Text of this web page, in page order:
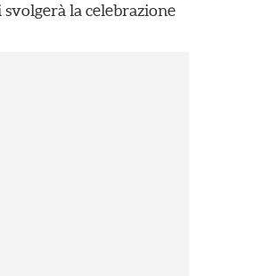
svolgerà la celebrazione